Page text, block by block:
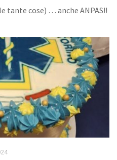
tante cose) … anche ANPAS!!